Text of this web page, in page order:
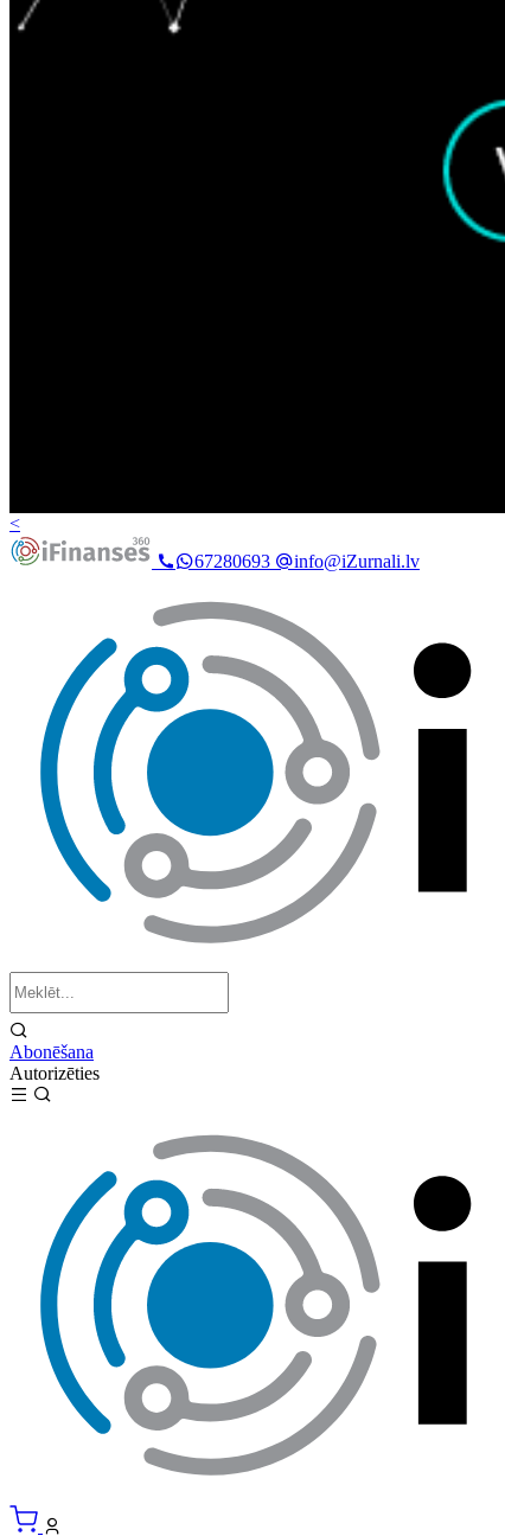
<
67280693
info@iZurnali.lv
Abonēšana
Autorizēties